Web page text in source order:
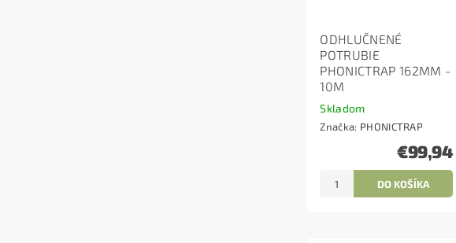
ODHLUČNENÉ
POTRUBIE
PHONICTRAP 162MM -
10M
Skladom
Značka: PHONICTRAP
€99,94